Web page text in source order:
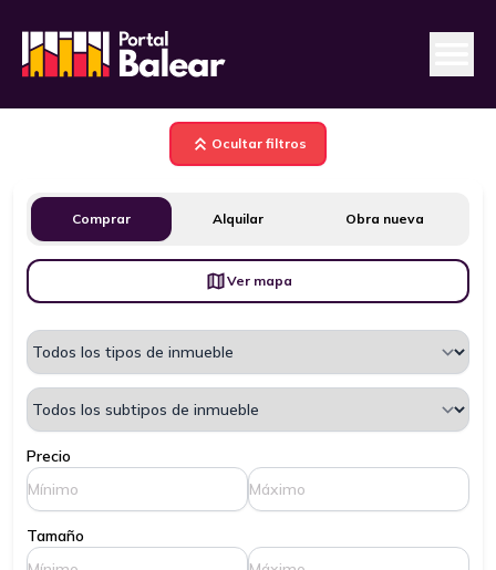
Ocultar filtros
Comprar Alquilar Obra nueva
Ver mapa
Precio
Tamaño